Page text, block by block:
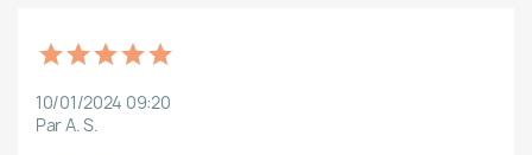
10/01/2024 09:20
Par A. S.